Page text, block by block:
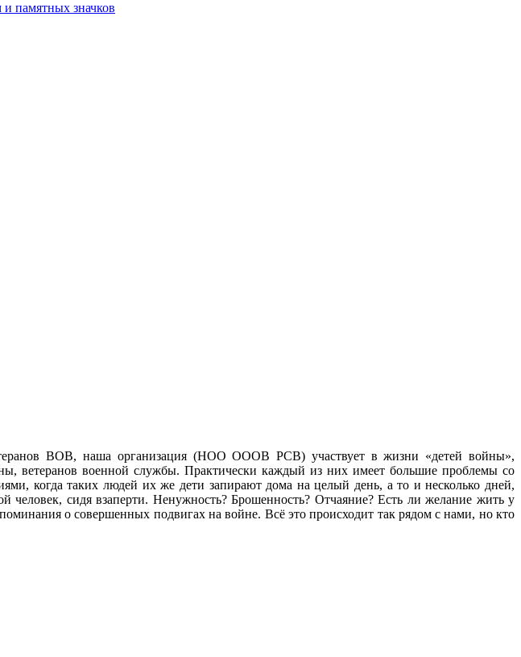
памятных значков
ВОВ, наша организация (НОО ОООВ РСВ) участвует в жизни «детей войны»,
ветеранов военной службы. Практически каждый из них имеет большие проблемы со
когда таких людей их же дети запирают дома на целый день, а то и несколько дней,
человек, сидя взаперти. Ненужность? Брошенность? Отчаяние? Есть ли желание жить у
о совершенных подвигах на войне. Всё это происходит так рядом с нами, но кто